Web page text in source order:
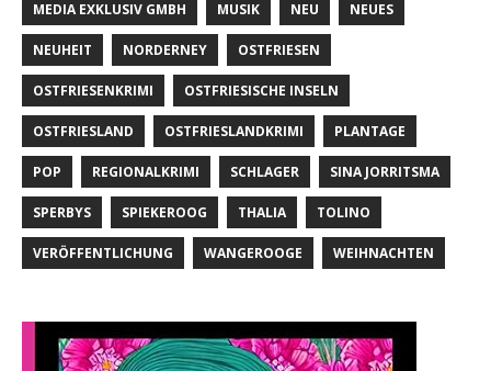
MEDIA EXKLUSIV GMBH MUSIK NEU NEUES
NEUHEIT NORDERNEY OSTFRIESEN
OSTFRIESENKRIMI OSTFRIESISCHE INSELN
OSTFRIESLAND OSTFRIESLANDKRIMI PLANTAGE
POP REGIONALKRIMI SCHLAGER SINA JORRITSMA
SPERBYS SPIEKEROOG THALIA TOLINO
VERÖFFENTLICHUNG WANGEROOGE WEIHNACHTEN